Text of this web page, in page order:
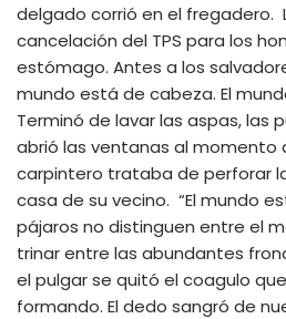
delgado corrió en el fregadero.
cancelación del TPS para los
estómago. Antes a los
mundo está de cabeza. El
Terminó de lavar las aspas, las
abrió las ventanas al momento
carpintero trataba de perforar
casa de su vecino. “El mundo
pájaros no distinguen entre el
trinar entre las abundantes
el pulgar se quitó el coagulo
formando. El dedo sangró de